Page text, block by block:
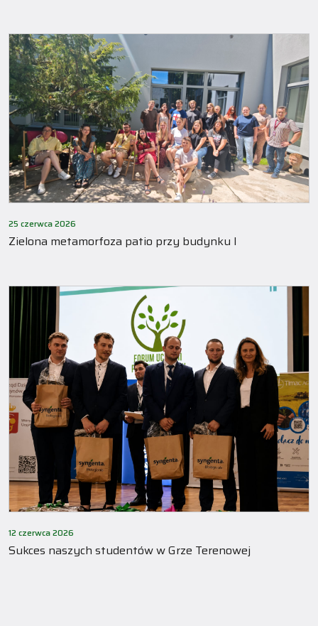
25 czerwca 2026
Zielona metamorfoza patio przy budynku I
12 czerwca 2026
Sukces naszych studentów w Grze Terenowej